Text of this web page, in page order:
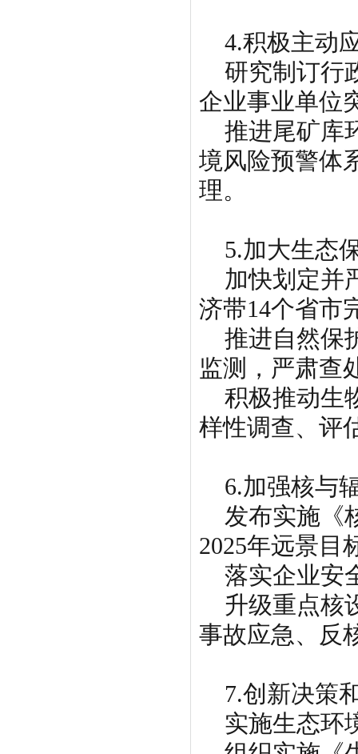
4.积极主动
研究制订行
企业事业单位
推进尾矿库
境风险预警体
理。
5.加大生态
加快划定并
济带14个省市
推进自然保
监测，严肃查
积极推动生
样性调查、评
6.加强核与
发布实施《
2025年远景目
落实企业安
升级重点核
事故应急、反
7.创新决策
实施生态环